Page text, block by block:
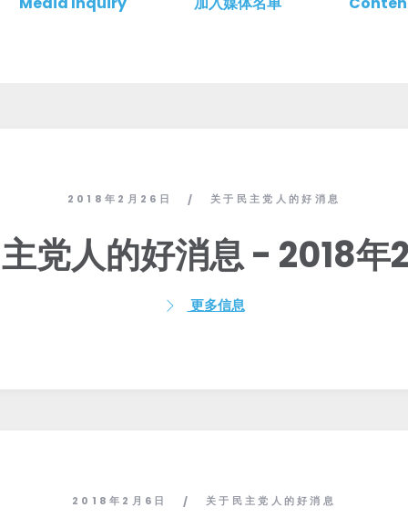
2018年2月26日 / 关于民主党人的好消息
党人的好消息 - 2018年
更多信息
2018年2月6日 / 关于民主党人的好消息